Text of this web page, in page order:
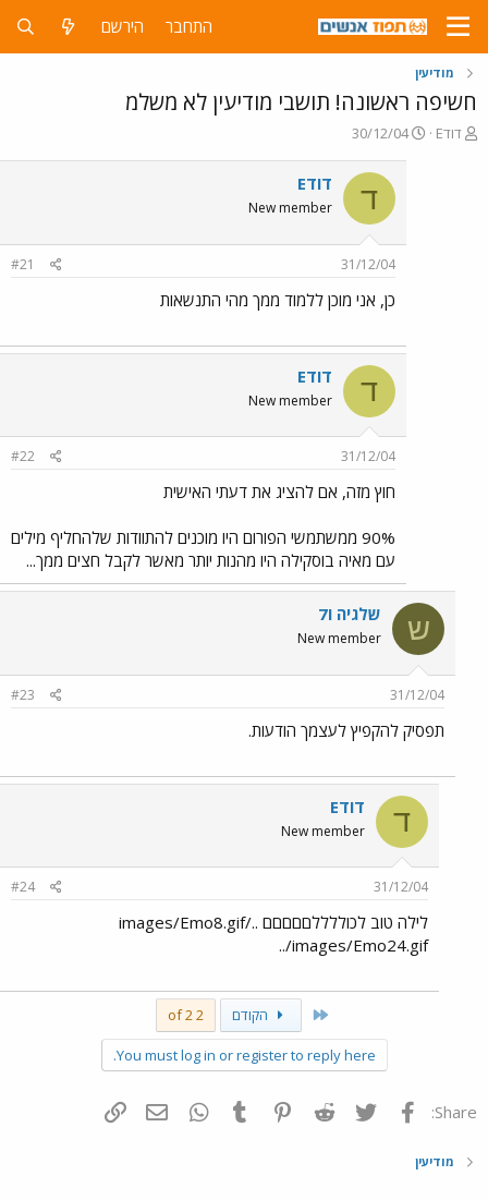
התחבר הירשם
מודיעין
חשיפה ראשונה! תושבי מודיעין לא משלמ
פ
דודE
פ
ת
30/12/04
ד דודE
New member
31/12/04
#21
כן, אני מוכן ללמוד ממך מהי התנשאות
ד דודE
New member
31/12/04
#22
חוץ מזה, אם להציג את דעתי האישית
90% ממשתמשי הפורום היו מוכנים להתוודות שלהחליף מילים
עם מאיה בוסקילה היו מהנות יותר מאשר לקבל חצים ממך...
ש שלגיה ו7
New member
31/12/04
#23
תפסיק להקפיץ לעצמך הודעות.
ד דודE
New member
31/12/04
#24
לילה טוב לכוללללםםםםם ../images/Emo8.gif
../images/Emo24.gif
First הקודם 2 of 2
You must log in or register to reply here.
Share: פייסבוק Twitter
Reddit
Pinterest
Tumblr
WhatsAppדואר אלקטרוני
מודיעין